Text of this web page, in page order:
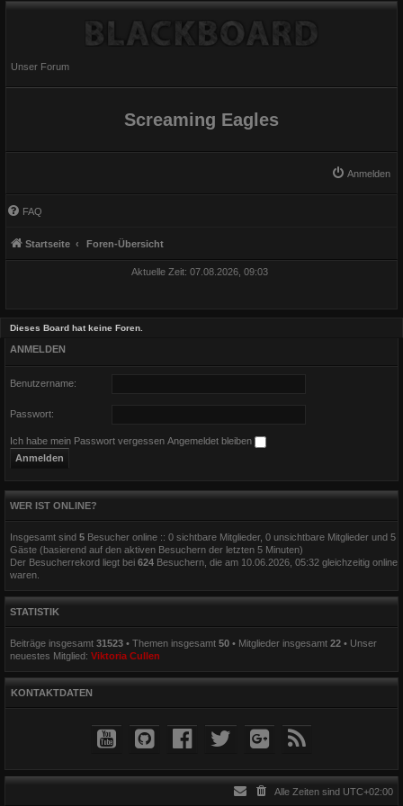
Unser Forum
Screaming Eagles
Anmelden
FAQ
Startseite Foren-Übersicht
Aktuelle Zeit: 07.08.2026, 09:03
Dieses Board hat keine Foren.
ANMELDEN
Benutzername:
Passwort:
Ich habe mein Passwort vergessen Angemeldet bleiben
WER IST ONLINE?
Insgesamt sind 5 Besucher online :: 0 sichtbare Mitglieder, 0 unsichtbare Mitglieder und 5
Gäste (basierend auf den aktiven Besuchern der letzten 5 Minuten)
Der Besucherrekord liegt bei 624 Besuchern, die am 10.06.2026, 05:32 gleichzeitig online
waren.
STATISTIK
Beiträge insgesamt 31523 • Themen insgesamt 50 • Mitglieder insgesamt 22 • Unser
neuestes Mitglied: Viktoria Cullen
KONTAKTDATEN
Alle Zeiten sind UTC+02:00